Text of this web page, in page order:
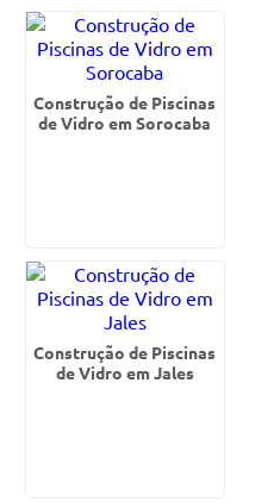
Construção de Piscinas
de Vidro em Sorocaba
Construção de Piscinas
de Vidro em Jales